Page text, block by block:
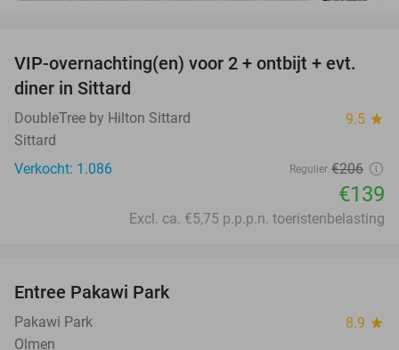
33%
VIP-overnachting(en) voor 2 + ontbijt + evt.
diner in Sittard
DoubleTree by Hilton Sittard 9.5 star
Sittard
Verkocht: 1.086
Regulier €206
€139
Excl. ca. €5,75 p.p.p.n. toeristenbelasting
Entree Pakawi Park
Pakawi Park 8.9 star
Olmen